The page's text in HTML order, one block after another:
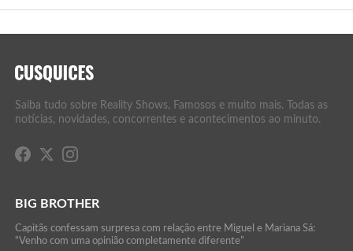
Saiba tudo sobre Reality Shows, Famosos e muito mais. Todas as
notícias, novidades, concorrentes e acontecimentos ao minuto.
BIG BROTHER
Capitãs confessam surpresa com relação entre Miguel e Mariana Sá:
“Venho com uma opinião completamente diferente”